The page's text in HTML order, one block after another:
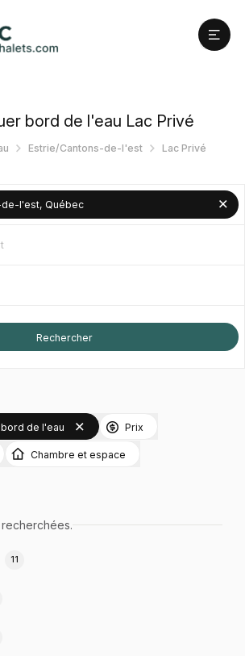
bord de l'eau Lac Privé
Estrie/Cantons-de-l'est Lac Privé
de l'eau Prix
Chambre et espace
11